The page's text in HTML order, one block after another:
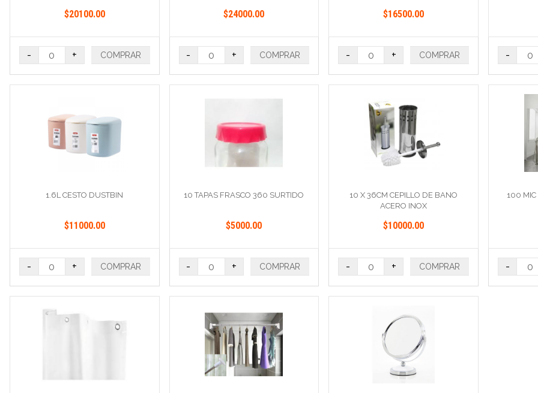
$20100.00
- + COMPRAR
$24000.00
- + COMPRAR
$16500.00
- + COMPRAR -
1.6L CESTO DUSTBIN
$11000.00
- + COMPRAR
10 TAPAS FRASCO 360 SURTIDO
$5000.00
- + COMPRAR
10 X 36CM CEPILLO DE BANO
ACERO INOX
$10000.00
- + COMPRAR
100 MIC
-